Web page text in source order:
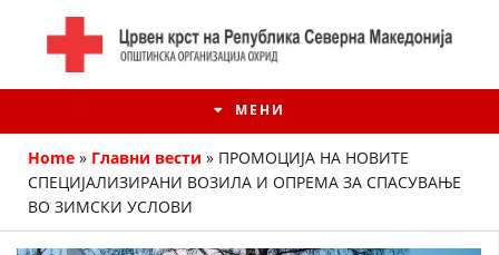
МЕНИ
Home » Главни вести » ПРОМОЦИЈА НА НОВИТЕ
СПЕЦИЈАЛИЗИРАНИ ВОЗИЛА И ОПРЕМА ЗА СПАСУВАЊЕ
ВО ЗИМСКИ УСЛОВИ